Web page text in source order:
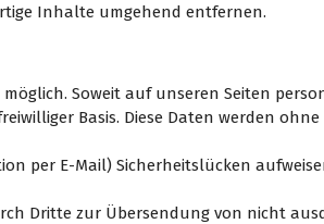
Inhalte umgehend entfernen.
Soweit auf unseren Seiten
Basis. Diese Daten werden
per E-Mail) Sicherheitslücken
Dritte zur Übersendung von nicht